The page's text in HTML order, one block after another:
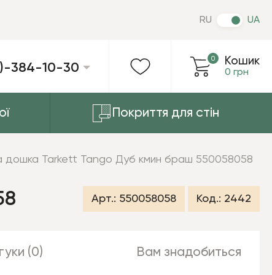
384-10-30
Кошик
0 грн
0
RU UA
Покриття для стін
дошка Tarkett Tango Дуб кмин браш 550058058
Арт.: 550058058 Код.: 2442
(0) Вам знадобиться